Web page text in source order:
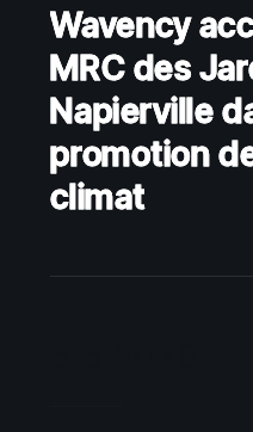
Wavency
MRC des
Napierville
promotion
climat